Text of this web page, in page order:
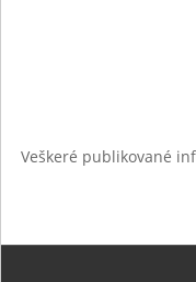
Veškeré publikované